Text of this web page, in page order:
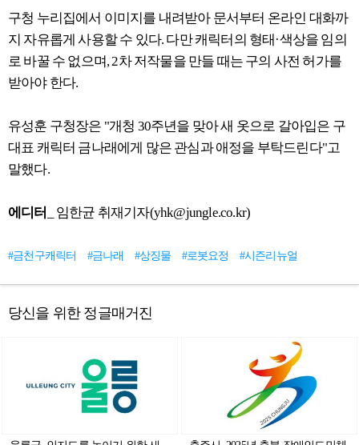
구청 누리집에서 이미지를 내려받아 문서부터 온라인 대화까
지 자유롭게 사용할 수 있다. 다만 캐릭터의 형태·색상을 임의
로 바꿀 수 없으며, 2차 저작물을 만들 때는 구의 사전 허가를
받아야 한다.
유성훈 구청장은 "개청 30주년을 맞아 새 옷으로 갈아입은 구
대표 캐릭터 금나래에게 많은 관심과 애정을 부탁드린다"고
말했다.
에디터 _ 임한균 취재기자(yhk@jungle.co.kr)
#금천구캐릭터 #금나래 #상징물 #로봇요정 #시즌리뉴얼
당신을 위한 정글매거진